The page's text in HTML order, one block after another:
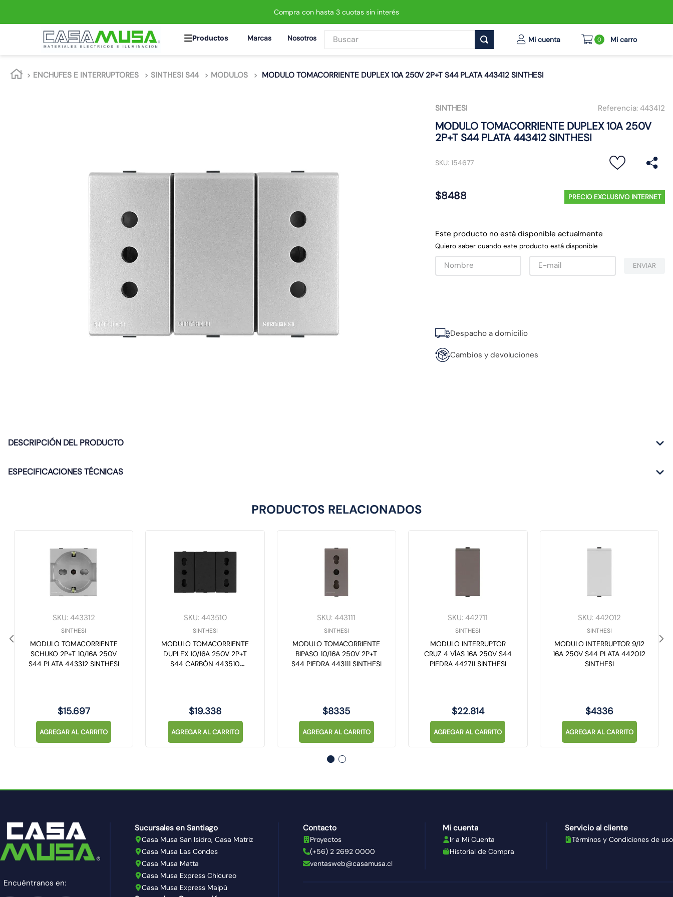
Compra con hasta 3 cuotas sin interés
Marcas Nosotros Buscar
0
ENCHUFES E INTERRUPTORES SINTHESI S44 MODULOS MODULO TOMACORRIENTE DUPLEX 10A 250V 2P+T S44 PLATA 443412 SINTHESI
SINTHESI Referencia: 443412
MODULO TOMACORRIENTE DUPLEX 10A 250V
2P+T S44 PLATA 443412 SINTHESI
SKU: 154677
$8488 PRECIO EXCLUSIVO INTERNET
Este producto no está disponible actualmente
Quiero saber cuando este producto está disponible
ENVIAR
Despacho a domicilio
Cambios y devoluciones
DESCRIPCIÓN DEL PRODUCTO
ESPECIFICACIONES TÉCNICAS
PRODUCTOS RELACIONADOS
SKU: 443312
SINTHESI
MODULO TOMACORRIENTE
SCHUKO 2P+T 10/16A 250V
S44 PLATA 443312 SINTHESI
$15.697
AGREGAR AL CARRITO
SKU: 443510
SINTHESI
MODULO TOMACORRIENTE
DUPLEX 10/16A 250V 2P+T
S44 CARBÓN 443510
$19.338
AGREGAR AL CARRITO
SKU:443111
SINTHESI
MODULO TOMACORRIENTE
BIPASO 10/16A 250V 2P+T
S44 PIEDRA 443111 SINTHESI
$8335
AGREGAR AL CARRITO
SKU:442711
SINTHESI
MODULO INTERRUPTOR
CRUZ 4 VÍAS 16A 250V S44
PIEDRA 442711 SINTHESI
$22.814
AGREGAR AL CARRITO
SKU: 442012
SINTHESI
MODULO INTERRUPTOR 9/12
16A 250V S44 PLATA 442012
SINTHESI
$4336
AGREGAR AL CARRITO
Encuéntranos en:
Sucursales en Santiago
Casa Musa San Isidro, Casa Matriz
Casa Musa Las Condes
Casa Musa Matta
Casa Musa Express Chicureo
Casa Musa Express Maipú
Contacto
Proyectos
(+56) 2 2692 0000
ventasweb@casamusa.cl
Mi cuenta
Ir a Mi Cuenta
Historial de Compra
Servicio al cliente
Términos y Condiciones de uso
1.
enchufe
7.
matixgo
ampolleta
diferencial